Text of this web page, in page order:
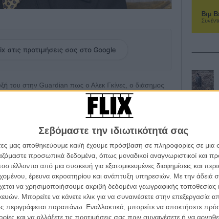
Σεβόμαστε την ιδιωτικότητά σας
μας αποθηκεύουμε και/ή έχουμε πρόσβαση σε πληροφορίες σε
προσωπικά δεδομένα, όπως μοναδικοί αναγνωριστικοί και
από μια συσκευή για εξατομικευμένες διαφημίσεις και
έρευνα ακροατηρίου και ανάπτυξη υπηρεσιών. Με την άδειά
να χρησιμοποιήσουμε ακριβή δεδομένα γεωγραφικής τοποθεσίας
Μπορείτε να κάνετε κλικ για να συναινέσετε στην επεξεργασία
περιγράφεται παραπάνω. Εναλλακτικά, μπορείτε να αποκτήσετε
και να αλλάξετε τις προτιμήσεις σας πριν συναινέσετε ή να
στις προτιμήσεις σας στο Google
του στην Guardian πως ο Αλεκ Γκίνες, ο διάσημος
κάποτε ζητήσει να αποσυρθεί από τη δημόσια
γεύμα στο Λονδίνο, το οποίο, όπως θυμάται ο
πήρε πιο σοβαρή τροπή. Εκεί, ο Γκίνες εξέφρασε την
να εμπλέκεται σε πολιτικά ζητήματα» και τον
του υπέρ της οργάνωσης Stonewall, που
και λεσβιών στη Βρετανία.
να εμπλέκεται σε δημόσια ή πολιτικά θέματα και
ο ΜακΚέλεν, προσθέτοντας ότι επρόκειτο για
τελικά δεν ακολούθησε.
Βιμ